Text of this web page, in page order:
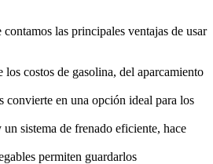
las principales ventajas de usar
costos de gasolina, del aparcamiento
convierte en una opción ideal para los
sistema de frenado eficiente, hace
permiten guardarlos